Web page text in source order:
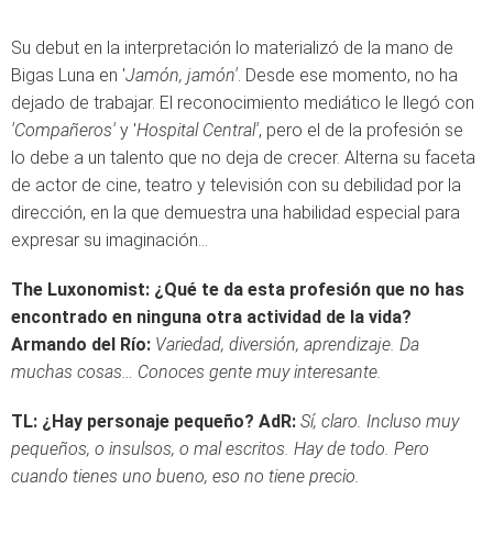
Su debut en la interpretación lo materializó de la mano de
Bigas Luna en 'Jamón, jamón'. Desde ese momento, no ha
dejado de trabajar. El reconocimiento mediático le llegó con
'Compañeros' y 'Hospital Central', pero el de la profesión se
lo debe a un talento que no deja de crecer. Alterna su faceta
de actor de cine, teatro y televisión con su debilidad por la
dirección, en la que demuestra una habilidad especial para
expresar su imaginación...
The Luxonomist: ¿Qué te da esta profesión que no has
encontrado en ninguna otra actividad de la vida?
Armando del Río: Variedad, diversión, aprendizaje. Da
muchas cosas… Conoces gente muy interesante.
TL: ¿Hay personaje pequeño? AdR: Sí, claro. Incluso muy
pequeños, o insulsos, o mal escritos. Hay de todo. Pero
cuando tienes uno bueno, eso no tiene precio.